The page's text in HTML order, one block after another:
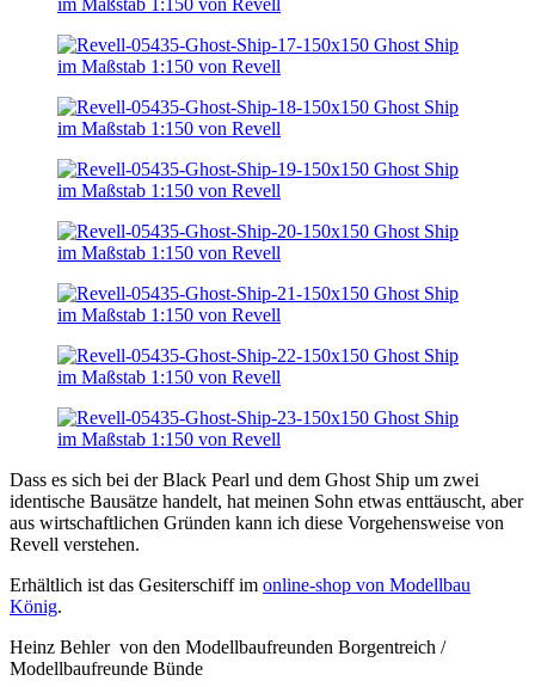
Dass es sich bei der Black Pearl und dem Ghost Ship um zwei
identische Bausätze handelt, hat meinen Sohn etwas enttäuscht, aber
aus wirtschaftlichen Gründen kann ich diese Vorgehensweise von
Revell verstehen.
Erhältlich ist das Gesiterschiff im online-shop von Modellbau
König.
Heinz Behler von den Modellbaufreunden Borgentreich /
Modellbaufreunde Bünde